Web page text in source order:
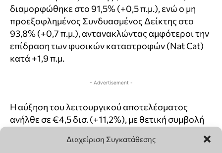
Διαχείριση Συγκατάθεσης